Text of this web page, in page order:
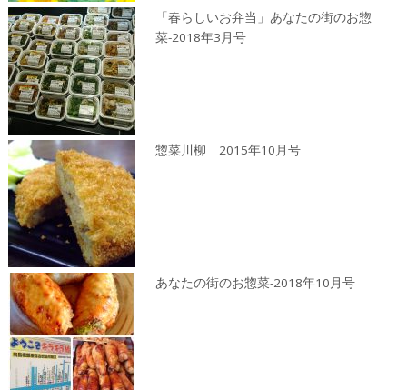
「春らしいお弁当」あなたの街のお惣
菜-2018年3月号
惣菜川柳 2015年10月号
あなたの街のお惣菜-2018年10月号